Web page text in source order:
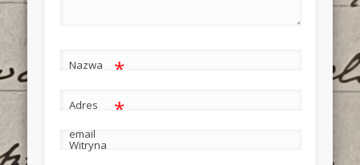
Nazwa *
Adres
email
*
Witryna